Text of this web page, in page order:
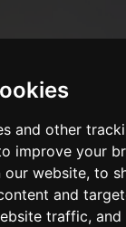
and other
improve your
our website, to
and
traffic, and